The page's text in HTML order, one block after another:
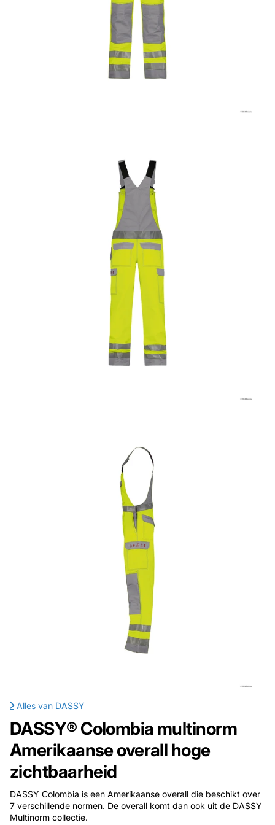
Alles van DASSY
DASSY® Colombia multinorm
Amerikaanse overall hoge
zichtbaarheid
DASSY Colombia is een Amerikaanse overall die beschikt over
7 verschillende normen. De overall komt dan ook uit de DASSY
Multinorm collectie.